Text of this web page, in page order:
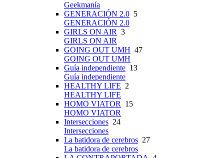
Geekmanía
GENERACIÓN 2.0 5
GENERACIÓN 2.0
GIRLS ON AIR 3
GIRLS ON AIR
GOING OUT UMH 47
GOING OUT UMH
Guía independiente 13
Guía independiente
HEALTHY LIFE 2
HEALTHY LIFE
HOMO VIATOR
15
HOMO VIATOR
Intersecciones 24
Intersecciones
La batidora de cerebros 27
La batidora de cerebros